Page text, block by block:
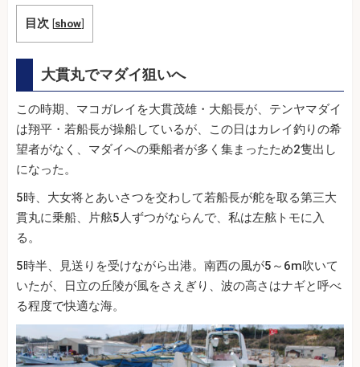
目次 [show]
大貫丸でマダイ狙いへ
この時期、マコガレイを大貫茂雄・大船長が、テンヤマダイ
は翔平・若船長が操船しているが、この日はカレイ釣りの希
望者がなく、マダイへの乗船者が多く集まったため2隻出し
になった。
5時、大女将とあいさつを交わして若船長が舵を取る第三大
貫丸に乗船、片舷5人ずつがならんで、私は左舷トモに入
る。
5時半、見送りを受けながら出港。南西の風が5～6m吹いて
いたが、日立の丘陵が風をさえぎり、波の高さはナギと呼べ
る程度で快適な海。